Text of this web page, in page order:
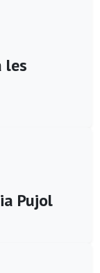
les
Pujol